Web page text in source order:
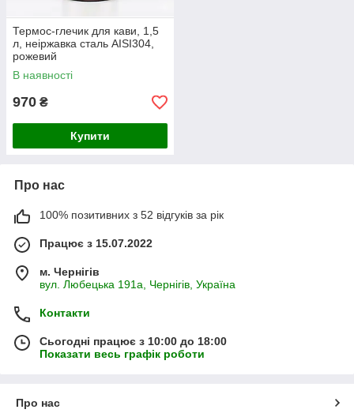
Термос-глечик для кави, 1,5
л, неіржавка сталь AISI304,
рожевий
В наявності
970 ₴
Купити
Про нас
100% позитивних з 52 відгуків за рік
Працює з 15.07.2022
м. Чернігів
вул. Любецька 191а, Чернігів, Україна
Контакти
Сьогодні працює з 10:00 до 18:00
Показати весь графік роботи
Про нас